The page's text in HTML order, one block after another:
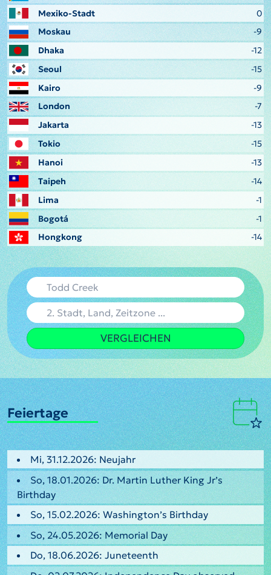
Mexiko-Stadt
0
Moskau
-9
Dhaka
-12
Seoul
-15
Kairo
-9
London
-7
Jakarta
-13
Tokio
-15
Hanoi
-13
Taipeh
-14
Lima
-1
Bogotá
-1
Hongkong
-14
VERGLEICHEN
Feiertage
Mi, 31.12.2026: Neujahr
So, 18.01.2026: Dr. Martin Luther King Jr’s
Birthday
So, 15.02.2026: Washington’s Birthday
So, 24.05.2026: Memorial Day
Do, 18.06.2026: Juneteenth